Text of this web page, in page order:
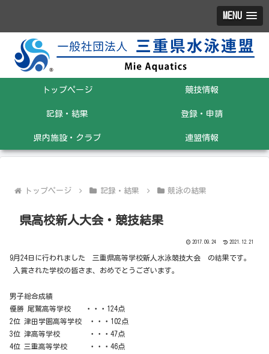
MENU
トップページ 競技情報
記録・結果 登録・申請
県内施設・クラブ 連盟情報
トップページ 記録・結果 競泳の結果
県高校新人大会・競技結果
2017.09.24 2021.12.21
9月24日に行われました 三重県高等学校新人水泳競技大会 の結果です。
入賞された学校の皆さま、おめでとうございます。
男子総合成績
優勝 尾鷲高等学校 ・・・124点
2位 津田学園高等学校 ・・・102点
3位 津高等学校 ・・・47点
4位 三重高等学校 ・・・46点